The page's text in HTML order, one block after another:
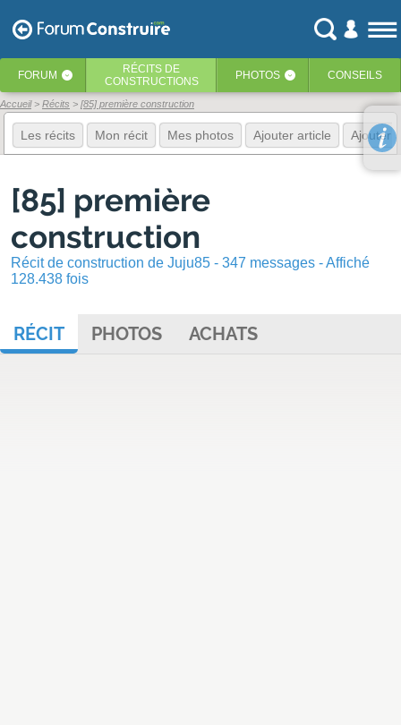
FORUM ‹ RÉCITS DE
CONSTRUCTIONS
PHOTOS ‹ CONSEILS
Accueil Récits [85] première construction
Les récits Mon récit Mes photos Ajouter article Ajouter
[85] première
construction
Récit de construction de Juju85 - 347 messages - Affiché
128.438 fois
RÉCIT PHOTOS ACHATS